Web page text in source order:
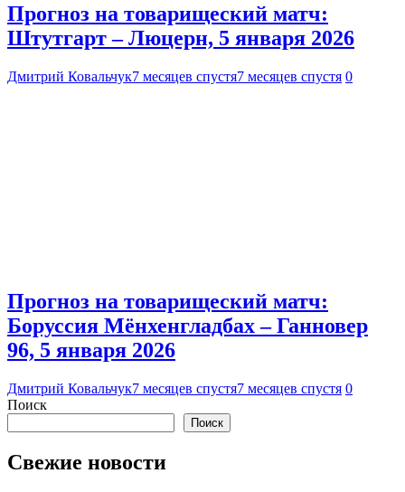
Прогноз на товарищеский матч:
Штутгарт – Люцерн, 5 января 2026
Дмитрий Ковальчук7 месяцев спустя7 месяцев спустя 0
Прогноз на товарищеский матч:
Боруссия Мёнхенгладбах – Ганновер
96, 5 января 2026
Дмитрий Ковальчук7 месяцев спустя7 месяцев спустя 0
Поиск
Поиск
Свежие новости